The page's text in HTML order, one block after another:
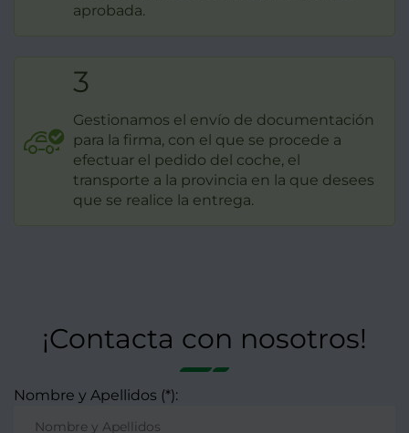
aprobada.
3
Gestionamos el envío de documentación
para la firma, con el que se procede a
efectuar el pedido del coche, el
transporte a la provincia en la que desees
que se realice la entrega.
¡Contacta con nosotros!
Nombre y Apellidos (*):